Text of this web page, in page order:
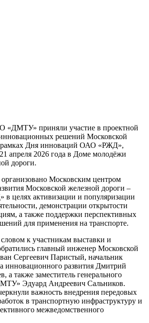
«ДМТУ» приняли участие в проектной
решений Московской
рамках Дня инноваций ОАО «РЖД»,
апреля 2026 года в Доме молодёжи
дороги.
Московским центром
Московской железной дороги –
целях активизации и популяризации
демонстрации открытости
а также поддержки перспективных
для применения на транспорте.
к участникам выставки и
главный инженер Московской
Сергеевич Паристый, начальник
инновационного развития Дмитрий
а также заместитель генерального
Эдуард Андреевич Сальников.
важность внедрения передовых
в транспортную инфраструктуру и
межведомственного